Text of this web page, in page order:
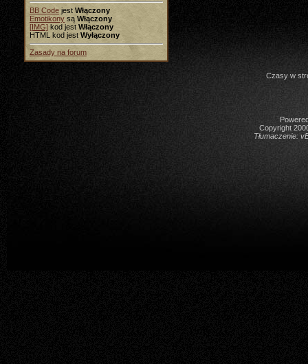
BB Code jest Włączony
Emotikony są Włączony
[IMG] kod jest Włączony
HTML kod jest Wyłączony
Zasady na forum
Czasy w
Copyright
Tłumaczenie: